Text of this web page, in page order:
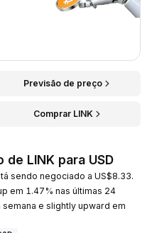
Previsão de preço
Comprar LINK
LINK para USD
sendo negociado a US$8.33.
em 1.47% nas últimas 24
e slightly upward em